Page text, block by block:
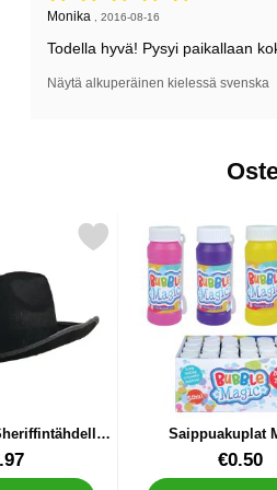
Arvostelun kirjoittaja:
Monika , 2016-08-16
Todella hyvä! Pysyi paikallaan
Näytä alkuperäinen kielessä svenska
Sheriffintähdellä Lapsille
Saippuakuplat
Tuote.nro 12437€0.50
Merkitse